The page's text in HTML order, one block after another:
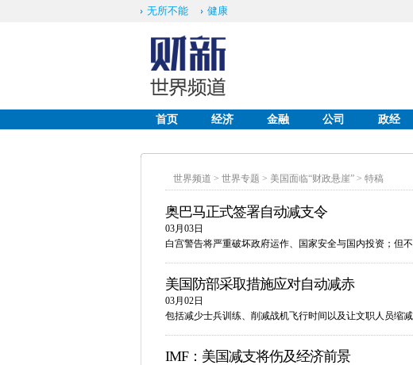
无所不能 健康
首页 经济 金融 公司 政经
世界频道 > 世界专题 > 美国面临“财政悬崖” > 特稿
奥巴马正式签署自动减支令
03月03日
白宫警告将严重破坏政府运作、国家安全与国内投资；但
美国防部采取措施应对自动减赤
03月02日
包括减少士兵训练、削减战机飞行时间以及让文职人员缩
IMF：美国减支将伤及经济前景